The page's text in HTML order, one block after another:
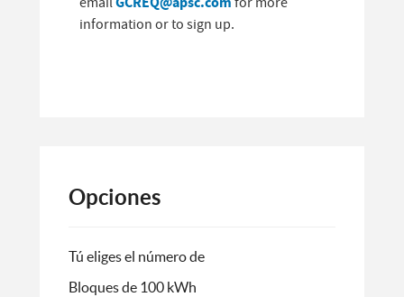
information or to sign up.
Opciones
Tú eliges el número de
Bloques de 100 kWh